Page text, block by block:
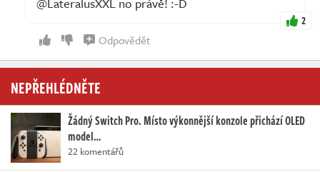
2
Odpovědět
NEPŘEHLÉDNĚTE
Žádný Switch Pro. Místo výkonnější konzole přichází OLED
model…
22 komentářů